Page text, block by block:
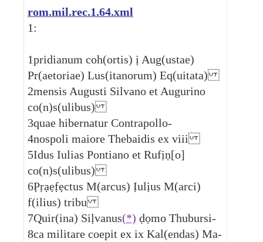
rom.mil.rec.1.64.xml
1:
1pridianum coh(ortis) ị Aug(ustae)
Pr(aetoriae) Lus(itanorum) Eq(uitata)
2mensis Augusti Silvano et Augurino
co(n)s(ulibus)
3quae hibernatur Contrapollo-
4nospoli maiore Thebaidis ex viii
5Idus Iulias Pontiano et Rufịṇ[o]
co(n)s(ulibus)
6P̣ṛạẹf̣ẹctus M(arcus) Ịulịus M(arci)
f(ilius) tribu
7Quir(ina) Siḷvanus(*) ḍọmo Thubursi-
8ca militare coepit ex ix Kal(endas) Ma-